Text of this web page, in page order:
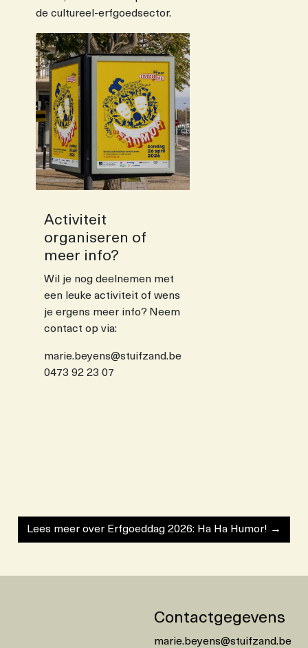
de cultureel-erfgoedsector.
Activiteit
organiseren of
meer info?
Wil je nog deelnemen met
een leuke activiteit of wens
je ergens meer info? Neem
contact op via:
marie.beyens@stuifzand.be
0473 92 23 07
Lees meer over Erfgoeddag 2026: Ha Ha Humor! →
Contactgegevens
marie.beyens@stuifzand.be